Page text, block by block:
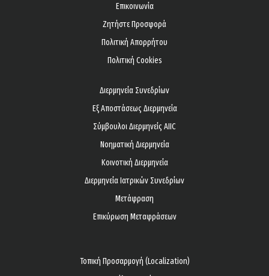
Επικοινωνία
Ζητήστε Προσφορά
Πολιτική Απορρήτου
Πολιτική Cookies
Διερμηνεία Συνεδρίων
Εξ Αποστάσεως Διερμηνεία
Σύμβουλοι Διερμηνείς AIIC
Νοηματική Διερμηνεία
Κοινοτική Διερμηνεία
Διερμηνεία Ιατρικών Συνεδρίων
Μετάφραση
Επικύρωση Μεταφράσεων
Τοπική Προσαρμογή (Localization)